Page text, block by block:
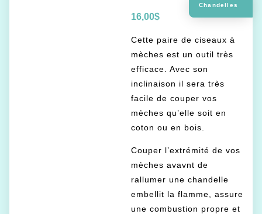
Chandelles
16,00$
Cette paire de ciseaux à
mèches est un outil très
efficace. Avec son
inclinaison il sera très
facile de couper vos
mèches qu’elle soit en
coton ou en bois.
Couper l’extrémité de vos
mèches avavnt de
rallumer une chandelle
embellit la flamme, assure
une combustion propre et